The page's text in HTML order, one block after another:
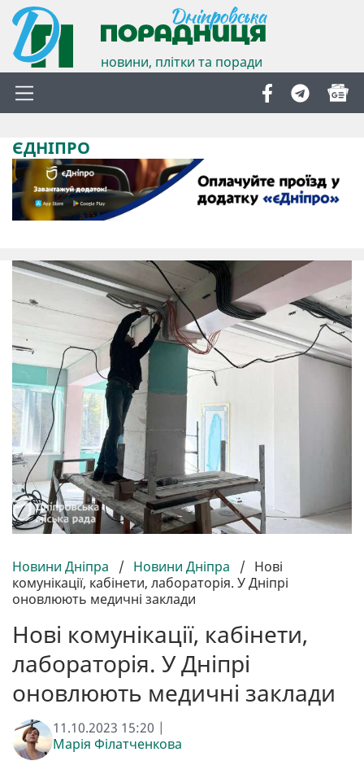
новини, плітки та поради
ЄДНІПРО
Новини Дніпра / Новини Дніпра / Нові
комунікації, кабінети, лабораторія. У Дніпрі
оновлюють медичні заклади
Нові комунікації, кабінети,
лабораторія. У Дніпрі
оновлюють медичні заклади
11.10.2023 15:20 |
Марія Філатченкова